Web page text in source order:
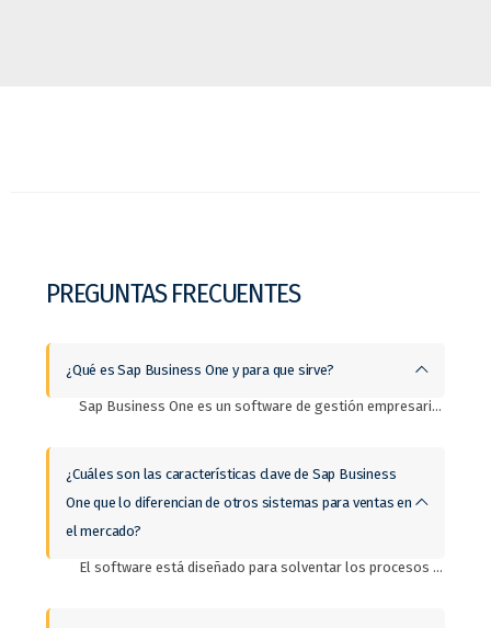
PREGUNTAS FRECUENTES
¿Qué es Sap Business One y para que sirve?
Sap Business One es un software de gestión empresarial (ERP) para Pymes (pequeñas y medianas empresas). Este sistema integra todas las operaciones de tu empresa en tiempo real y sirve para optimizar los procesos tanto financieros, comerciales y de fabricación en uno solo si es posible.
¿Cuáles son las características clave de Sap Business
One que lo diferencian de otros sistemas para ventas en
el mercado?
El software está diseñado para solventar los procesos financieros, comerciales y productivos de la empresa por lo tanto es un software integral ideal para pequeñas y medianas empresas (pymes). También la plataforma intregra la información y procesos de toda tu empresa en tiempo real. El ERP de Sap Business One se adapta a tu modelo de negocio y es posible que crezca tanto como lo necesites.